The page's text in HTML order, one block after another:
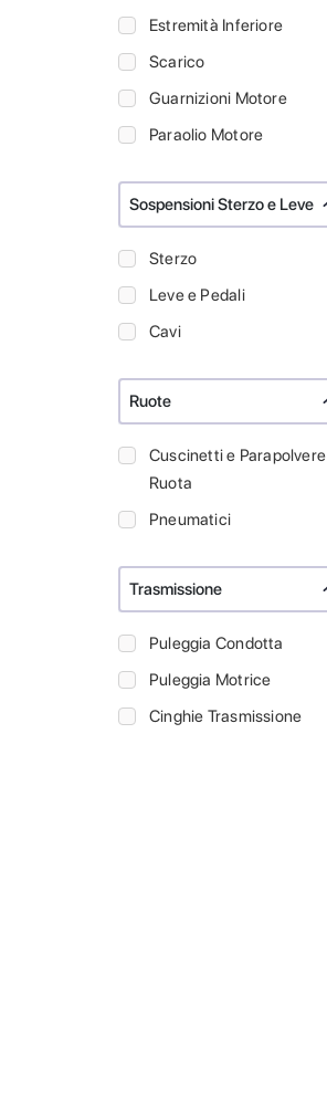
Estremità Inferiore
Scarico
Guarnizioni Motore
Paraolio Motore
Sospensioni Sterzo e Leve
Sterzo
Leve e Pedali
Cavi
Ruote
Cuscinetti e Parapolvere
Ruota
Pneumatici
Trasmissione
Puleggia Condotta
Puleggia Motrice
Cinghie Trasmissione